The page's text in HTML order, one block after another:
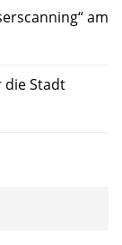
am
die Stadt